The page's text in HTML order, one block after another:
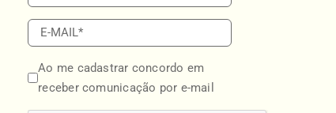
Ao me cadastrar concordo em
receber comunicação por e-mail